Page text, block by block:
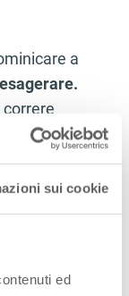
sui cookie
ed
a
correre